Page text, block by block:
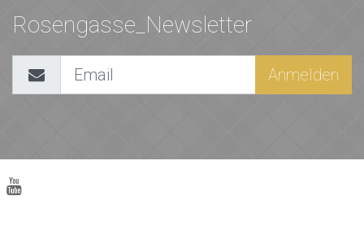
Rosengasse_Newsletter
Anmelden